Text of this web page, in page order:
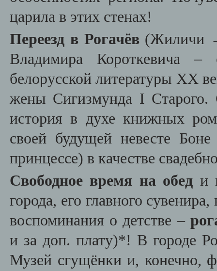
царила в этих стенах!
Переезд в Рогачёв (Жиличи
Владимира Короткевича
белорусской литературы XX
жены Сигизмунда I Старого.
история в духе книжных
своей будущей невесте
принцессе) в качестве
Свободное время на обед и
города, его главного
воспоминания о детстве –
и за доп. плату)*! В городе
Музей сгущёнки и, конечно,